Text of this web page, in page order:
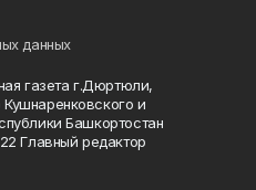
данных
газета г.Дюртюли,
и
Башкортостан
Главный редактор